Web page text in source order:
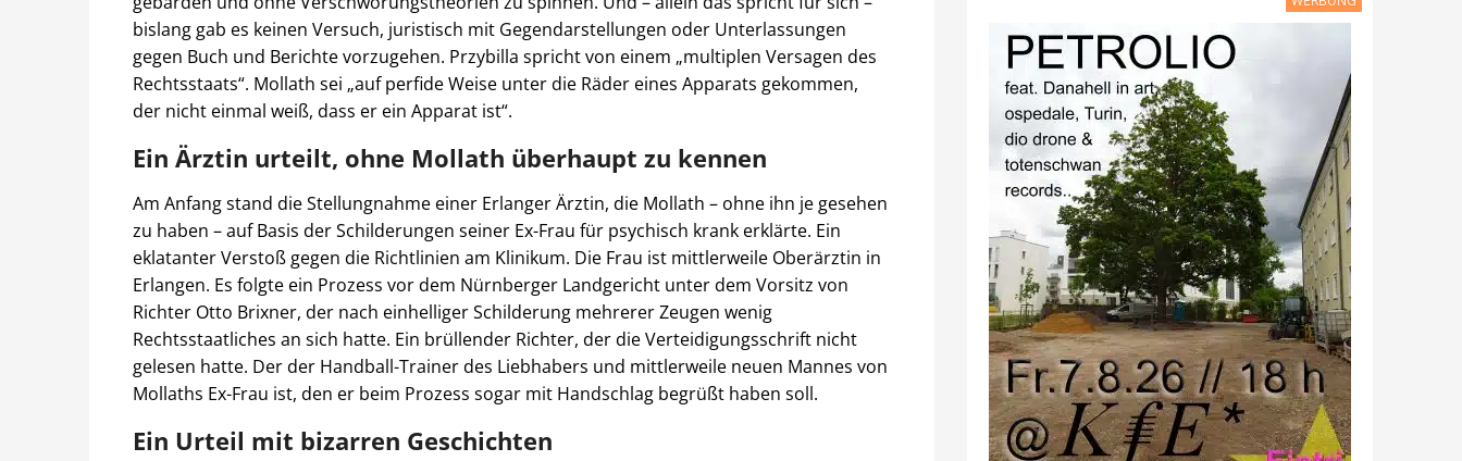
bislang gab es keinen Versuch, juristisch mit Gegendarstellungen oder Unterlassungen
gegen Buch und Berichte vorzugehen. Przybilla spricht von einem „multiplen Versagen des
Rechtsstaats“. Mollath sei „auf perfide Weise unter die Räder eines Apparats gekommen,
der nicht einmal weiß, dass er ein Apparat ist“.
Ein Ärztin urteilt, ohne Mollath überhaupt zu kennen
Am Anfang stand die Stellungnahme einer Erlanger Ärztin, die Mollath – ohne ihn je gesehen
zu haben – auf Basis der Schilderungen seiner Ex-Frau für psychisch krank erklärte. Ein
eklatanter Verstoß gegen die Richtlinien am Klinikum. Die Frau ist mittlerweile Oberärztin in
Erlangen. Es folgte ein Prozess vor dem Nürnberger Landgericht unter dem Vorsitz von
Richter Otto Brixner, der nach einhelliger Schilderung mehrerer Zeugen wenig
Rechtsstaatliches an sich hatte. Ein brüllender Richter, der die Verteidigungsschrift nicht
gelesen hatte. Der der Handball-Trainer des Liebhabers und mittlerweile neuen Mannes von
Mollaths Ex-Frau ist, den er beim Prozess sogar mit Handschlag begrüßt haben soll.
Ein Urteil mit bizarren Geschichten